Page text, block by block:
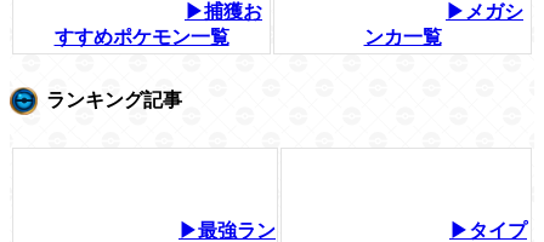
▶捕獲お
すすめポケモン一覧
▶メガシ
ンカ一覧
ランキング記事
▶最強ラン
▶タイプ